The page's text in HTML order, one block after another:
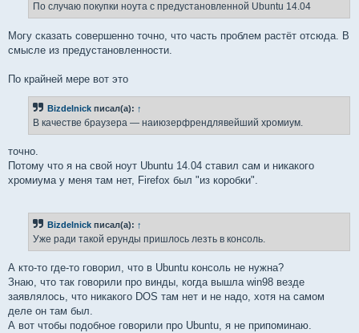
е
По случаю покупки ноута с предустановленной Ubuntu 14.04
Могу сказать совершенно точно, что часть проблем растёт отсюда. В
смысле из предустановленности.
По крайней мере вот это
Bizdelnick писал(а): ↑
В качестве браузера — наиюзерфрендлявейший хромиум.
точно.
Потому что я на свой ноут Ubuntu 14.04 ставил сам и никакого
хромиума у меня там нет, Firefox был "из коробки".
Bizdelnick писал(а): ↑
Уже ради такой ерунды пришлось лезть в консоль.
А кто-то где-то говорил, что в Ubuntu консоль не нужна?
Знаю, что так говорили про винды, когда вышла win98 везде
заявлялось, что никакого DOS там нет и не надо, хотя на самом
деле он там был.
А вот чтобы подобное говорили про Ubuntu, я не припоминаю.